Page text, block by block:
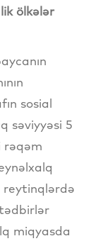
ölkələr
sosial
səviyyəsi 5
rəqəm
miqyasda